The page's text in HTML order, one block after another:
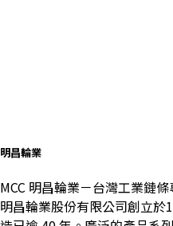
明昌輪業
MCC 明昌輪業－台灣工業鏈條
明昌輪業股份有限公司創立